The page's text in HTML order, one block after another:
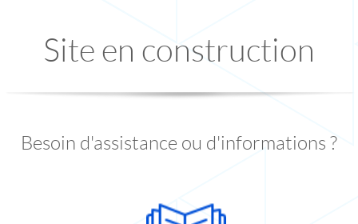
Site en construction
Besoin d'assistance ou d'informations ?